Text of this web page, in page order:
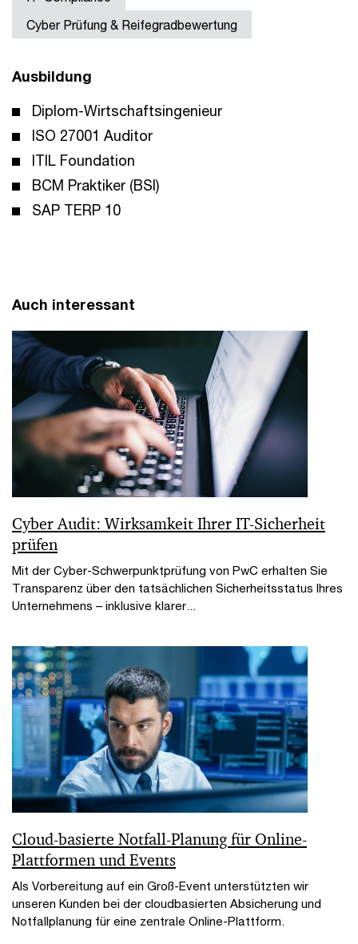
Cyber Prüfung & Reifegradbewertung
Ausbildung
Diplom-Wirtschaftsingenieur
ISO 27001 Auditor
ITIL Foundation
BCM Praktiker (BSI)
SAP TERP 10
Auch interessant
Cyber Audit: Wirksamkeit Ihrer IT-Sicherheit
prüfen
Mit der Cyber-Schwerpunktprüfung von PwC erhalten Sie
Transparenz über den tatsächlichen Sicherheitsstatus Ihres
Unternehmens – inklusive klarer...
Cloud-basierte Notfall-Planung für Online-
Plattformen und Events
Als Vorbereitung auf ein Groß-Event unterstützten wir
unseren Kunden bei der cloudbasierten Absicherung und
Notfallplanung für eine zentrale Online-Plattform.